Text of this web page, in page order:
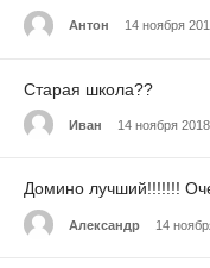
Антон 14 ноября
Старая школа??
Иван 14 ноября
Домино лучший!!!!!!!
Александр 14